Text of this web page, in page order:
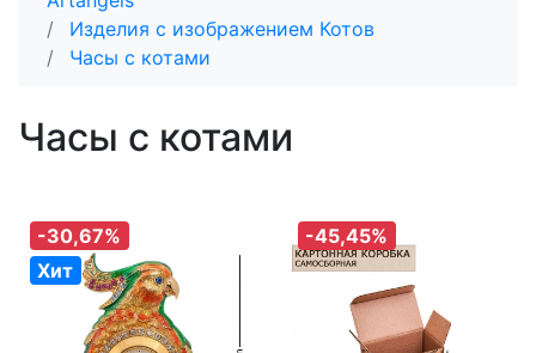
Изделия с изображением Котов
Часы с котами
Часы с котами
-30,67%
Хит
-45,45%